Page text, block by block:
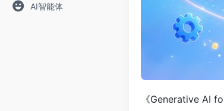
AI智能体
《Generative AI